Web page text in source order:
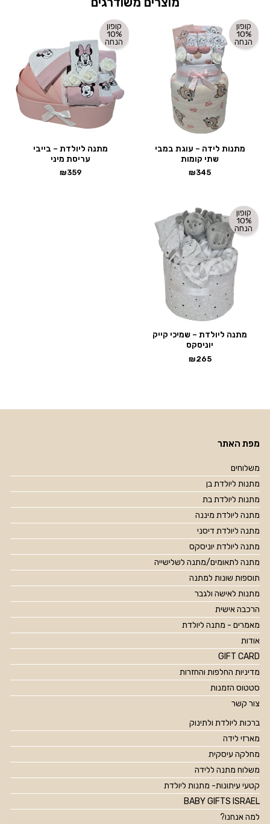
קופון
10%
הנחה
מתנות לידה – עוגת במבי
שתי קומות
₪345
קופון
10%
הנחה
מתנה ליולדת – בייבי
עריסת מיני
₪359
קופון
10%
הנחה
מתנה ליולדת – שמיכי קייק
יוניסקס
₪265
מפת האתר
משלוחים
מתנות ליולדת בן
מתנות ליולדת בת
מתנה ליולדת מיננה
מתנה ליולדת דיסני
מתנה ליולדת יוניסקס
מתנה לתאומים/מתנה לשלישייה
תוספות שונות למתנה
מתנות לאישה ולגבר
הרכבה אישית
מאמרים - מתנה ליולדת
אודות
GIFT CARD
מדיניות החלפות והחזרות
סטטוס הזמנות
צור קשר
ברכות ליולדת ולתינוק
מארזי לידה
מחלקה עיסקית
משלוח מתנה ללידה
קטעי עיתונות- מתנות ליולדת
BABY GIFTS ISRAEL
למה אנחנו?